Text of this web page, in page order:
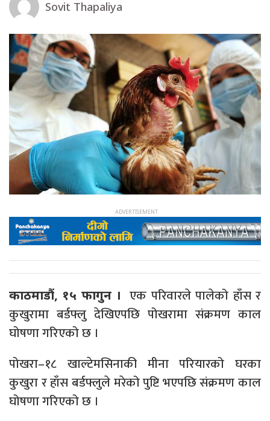
Sovit Thapaliya
काठमाडौं, १५ फागुन । एक परिवारले पालेको हाँस र
कुखुरामा बर्डफ्लु देखिएपछि पोखरामा संक्रमण काल
घोषणा गरिएको छ ।
पोखरा–१८ खाल्टेमसिनाकी मीना परियारको घरका
कुखुरा र हाँस बर्डफ्लुले मरेको पुष्टि भएपछि संक्रमण काल
घोषणा गरिएको छ ।